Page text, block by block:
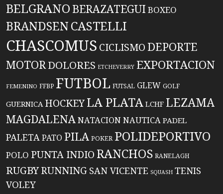
BELGRANO BERAZATEGUIBOXEO
BRANDSENCASTELLI
CHASCOMUS CICLISMO DEPORTE
MOTORDOLORES ETCHEVERRY EXPORTACION
FEMENINO FFBP FUTBOL FUTSAL GLEW GOLF
GUERNICA HOCKEYLA PLATA LCHF LEZAMA
MAGDALENANATACIONNAUTICA PADEL
PALETAPATO PILA POKER POLIDEPORTIVO
POLO PUNTA INDIO RANCHOS RANELAGH
RUGBYRUNNING SAN VICENTE SQUASH TENIS
VOLEY